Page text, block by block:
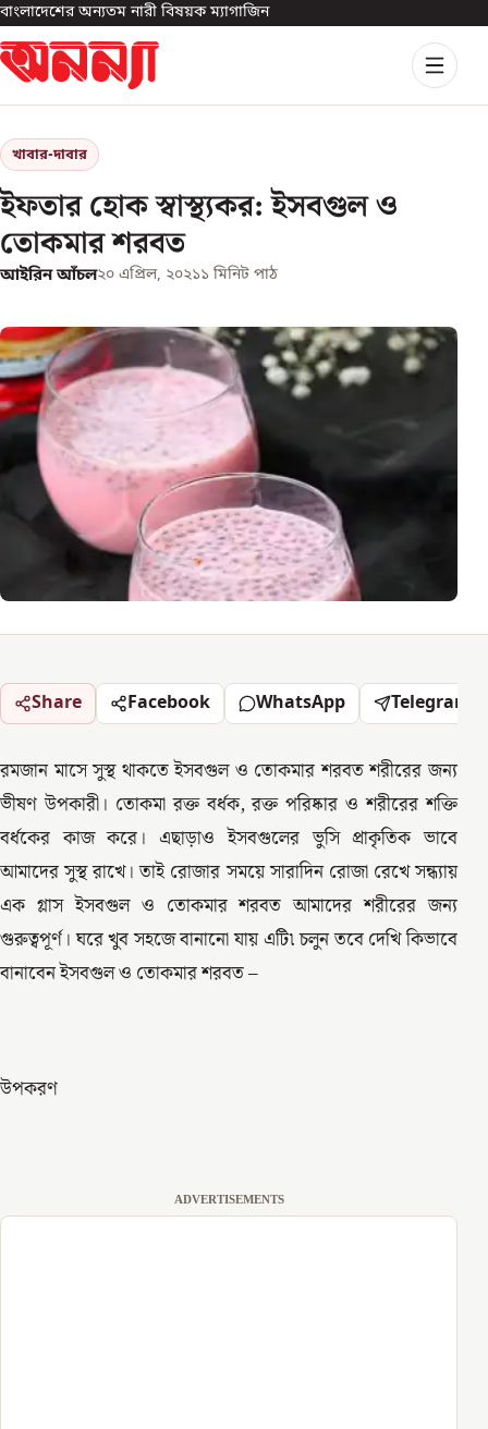
বাংলাদেশের অন্যতম নারী বিষয়ক ম্যাগাজিন
খাবার-দাবার
ইফতার হোক স্বাস্থ্যকর: ইসবগুল ও
তোকমার শরবত
আইরিন আঁচল২০ এপ্রিল, ২০২১১ মিনিট পাঠ
Share Facebook WhatsApp Telegram
রমজান মাসে সুস্থ থাকতে ইসবগুল ও তোকমার শরবত শরীরের জন্য
ভীষণ উপকারী। তোকমা রক্ত বর্ধক, রক্ত পরিষ্কার ও শরীরের শক্তি
বর্ধকের কাজ করে। এছাড়াও ইসবগুলের ভুসি প্রাকৃতিক ভাবে
আমাদের সুস্থ রাখে। তাই রোজার সময়ে সারাদিন রোজা রেখে সন্ধ্যায়
এক গ্লাস ইসবগুল ও তোকমার শরবত আমাদের শরীরের জন্য
গুরুত্বপূর্ণ। ঘরে খুব সহজে বানানো যায় এটি৷ চলুন তবে দেখি কিভাবে
বানাবেন ইসবগুল ও তোকমার শরবত –
উপকরণ
ADVERTISEMENTS